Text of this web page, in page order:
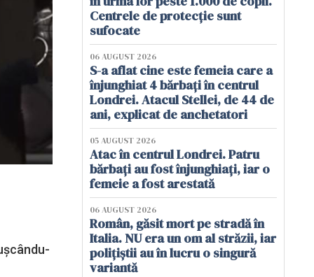
Centrele de protecție sunt
sufocate
06 AUGUST 2026
S-a aflat cine este femeia care a
înjunghiat 4 bărbați în centrul
Londrei. Atacul Stellei, de 44 de
ani, explicat de anchetatori
05 AUGUST 2026
Atac în centrul Londrei. Patru
bărbați au fost înjunghiați, iar o
femeie a fost arestată
06 AUGUST 2026
Român, găsit mort pe stradă în
Italia. NU era un om al străzii, iar
polițiștii au în lucru o singură
variantă